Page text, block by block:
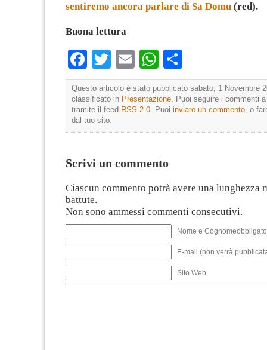
sentiremo ancora parlare di Sa Domu (red).
Buona lettura
Facebook
TwitterEmailWhatsApp
Questo articolo è stato pubblicato sabato, 1 Novembre
classificato in Presentazione. Puoi seguire i commenti
tramite il feed RSS 2.0. Puoi inviare un commento, o
dal tuo sito.
Scrivi un commento
Ciascun commento potrà avere una lunghezza
battute.
Non sono ammessi commenti consecutivi.
Nome e
E-mail (non verrà
Sito Web